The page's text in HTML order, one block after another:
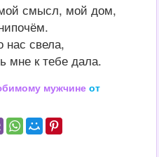
смысл, мой дом,
нас свела,
мне к тебе дала.
мужчине от